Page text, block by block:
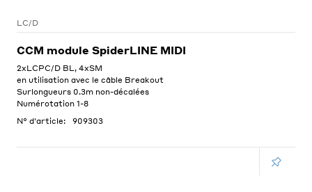
LC/D
CCM module SpiderLINE MIDI
2xLCPC/D BL, 4xSM
en utilisation avec le câble Breakout
Surlongueurs 0.3m non-décalées
Numérotation 1-8
N° d'article:
909303